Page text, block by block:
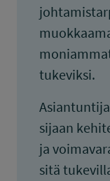
tukeviksi.
sijaan
ja
sitä